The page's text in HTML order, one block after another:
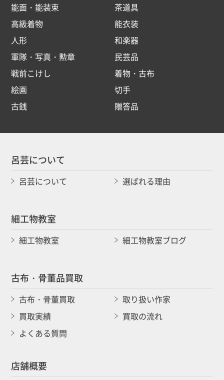
能面・能装束
茶道具
高級着物
能衣装
人形
和楽器
軍隊・写真・勲章
民芸品
戦前こけし
着物・古布
絵画
切手
古銭
贈答品
呂芸について
呂芸について 選ばれる理由
細工物教室
細工物教室 細工物教室ブログ
古布・骨董品買取
古布・骨董買取
取り扱い作家
買取実績
買取の流れ
よくある質問
店舗概要